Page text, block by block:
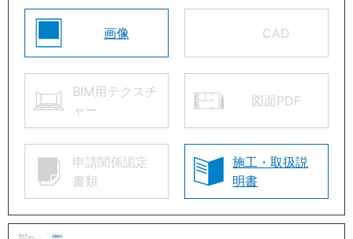
画像 CAD
BIM用テクスチ
ャー
図面PDF
申請関係認定
書類
施工・取扱説
明書